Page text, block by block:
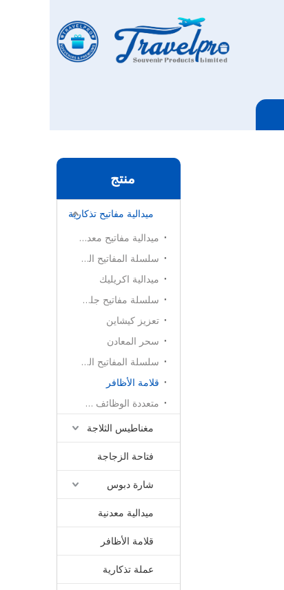
منتج
ميدالية مفاتيح تذكارية
ميدالية مفاتيح معدنية
سلسلة المفاتيح البلاستيكية
ميدالية اكريليك
سلسلة مفاتيح جلدية
تعزيز كيشاين
سحر المعادن
سلسلة المفاتيح الحبل
قلامة الأظافر
متعددة الوظائف سكين كيشاين
مغناطيس الثلاجة
فتاحة الزجاجة
شارة دبوس
ميدالية معدنية
قلامة الأظافر
عملة تذكارية